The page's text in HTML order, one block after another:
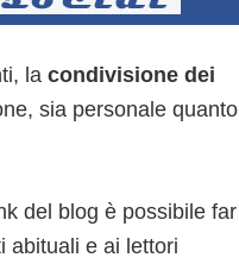
la condivisione dei
sia personale quanto
del blog è possibile far
abituali e ai lettori